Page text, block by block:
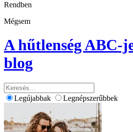
Rendben
Mégsem
A hűtlenség ABC-
blog
Legújabbak Legnépszerűbbek